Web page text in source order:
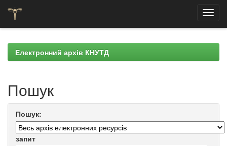
navigationЕлектронний архів КНУТД
Пошук
Пошук:
запит